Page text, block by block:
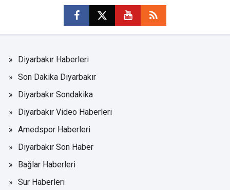
Diyarbakır Haberleri
Son Dakika Diyarbakır
Diyarbakır Sondakika
Diyarbakır Video Haberleri
Amedspor Haberleri
Diyarbakır Son Haber
Bağlar Haberleri
Sur Haberleri